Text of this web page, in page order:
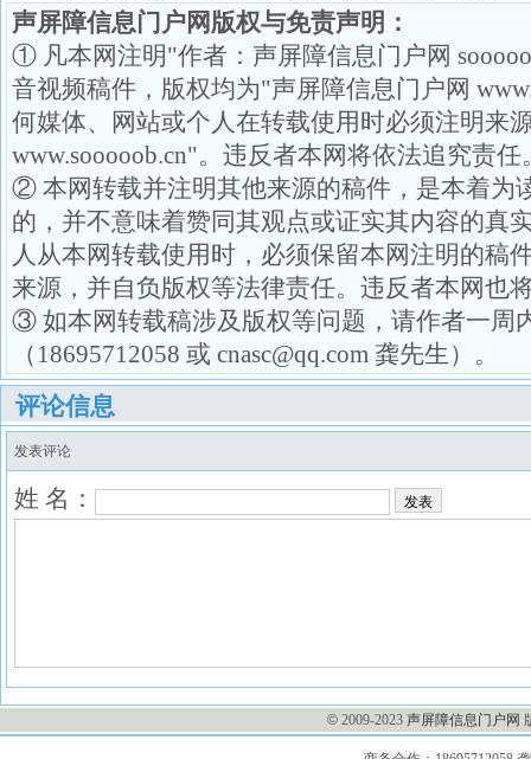
声屏障信息门户网版权与免责声明：
① 凡本网注明"作者：声屏障信息门户网
音视频稿件，版权均为"声屏障信息门户网
何媒体、网站或个人在转载使用时必须注明来
www.sooooob.cn"。违反者本网将依法追究责任
② 本网转载并注明其他来源的稿件，是本着为
的，并不意味着赞同其观点或证实其内容的真
人从本网转载使用时，必须保留本网注明的稿
来源，并自负版权等法律责任。违反者本网也
③ 如本网转载稿涉及版权等问题，请作者一周
（18695712058 或 cnasc@qq.com 龚先生）。
评论信息
发表评论
姓 名： 发表
© 2009-2023 声屏障信息门户网